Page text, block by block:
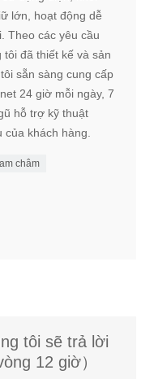
lớn, hoạt động dễ
Theo các yêu cầu
tôi đã thiết kế và sản
sẵn sàng cung cấp
24 giờ mỗi ngày, 7
hỗ trợ kỹ thuật
khách hàng.
châm
tôi sẽ trả lời
12 giờ）